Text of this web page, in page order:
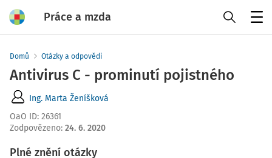
Práce a mzda
Domů Otázky a odpovědi
Antivirus C - prominutí pojistného
Ing. Marta Ženíšková
OaO ID: 26361
Zodpovězeno: 24. 6. 2020
Plné znění otázky